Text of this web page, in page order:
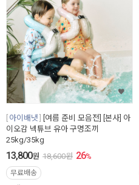
아이배냇
[여름 준비 모음전] [본사] 아
이오감 넥튜브 유아 구명조끼
25kg/35kg
13,800원 18,600원 26%
무료배송